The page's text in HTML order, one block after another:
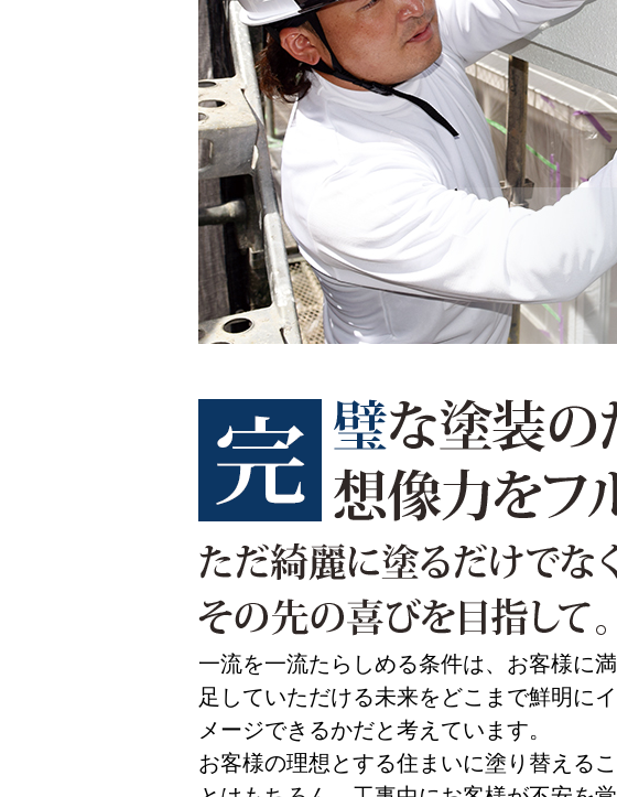
一流を一流たらしめる条件は、お客様に満
足していただける未来をどこまで鮮明にイ
メージできるかだと考えています。
お客様の理想とする住まいに塗り替えるこ